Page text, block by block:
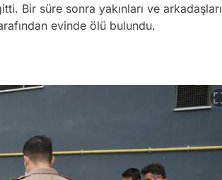
Bir süre sonra yakınları ve arkadaşları
evinde ölü bulundu.